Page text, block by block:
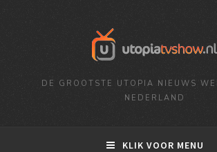
DE GROOTSTE UTOPIA NIEUWS
NEDERLAND
KLIK VOOR MENU